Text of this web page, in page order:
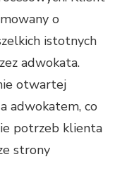
o
istotnych
adwokata.
otwartej
adwokatem, co
potrzeb klienta
strony